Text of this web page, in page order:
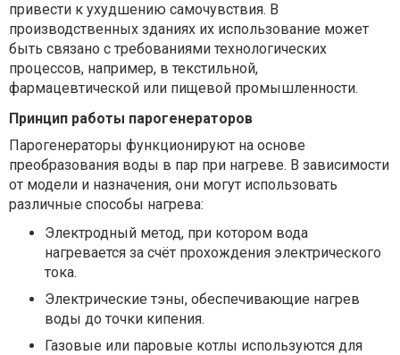
привести к ухудшению самочувствия. В
производственных зданиях их использование может
быть связано с требованиями технологических
процессов, например, в текстильной,
фармацевтической или пищевой промышленности.
Принцип работы парогенераторов
Парогенераторы функционируют на основе
преобразования воды в пар при нагреве. В зависимости
от модели и назначения, они могут использовать
различные способы нагрева:
Электродный метод, при котором вода
нагревается за счёт прохождения электрического
тока.
Электрические тэны, обеспечивающие нагрев
воды до точки кипения.
Газовые или паровые котлы используются для